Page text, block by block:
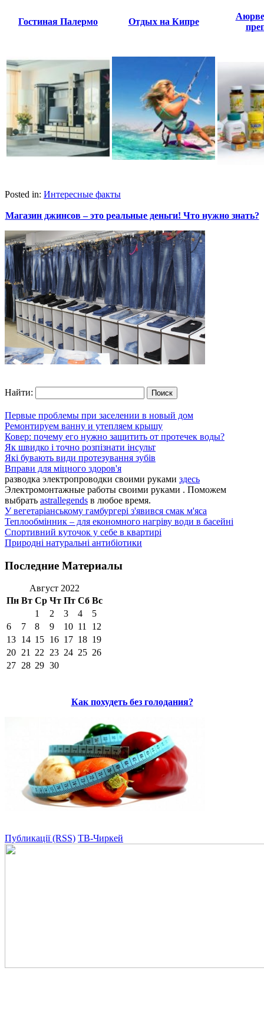
Гостиная Палермо Отдых на Кипре
Posted in: Интересные факты
Магазин джинсов – это реальные деньги! Что нужно знать?
Найти:
Первые проблемы при заселении в новый дом
Ремонтируем ванну и утепляем крышу
Ковер: почему его нужно защитить от протечек воды?
Як швидко і точно розпізнати інсульт
Які бувають види протезування зубів
Вправи для міцного здоров'я
разводка электропроводки своими руками здесь
Электромонтажные работы своими руками . Поможем
выбрать astrallegends в любое время.
У вегетаріанському гамбургері з'явився смак м'яса
Теплообмінник – для економного нагріву води в басейні
Спортивний куточок у себе в квартирі
Природні натуральні антибіотики
Последние Материалы
Август 2022
Пн Вт Ср Чт Пт Сб Вс
1
2 3 4
5
6
7 8 9 10 11
12
13 14 15 16 17 18 19
20 21 22 23 24 25 26
27 28 29 30
Как похудеть без голодания?
Публикації (RSS) ТВ-Чиркей